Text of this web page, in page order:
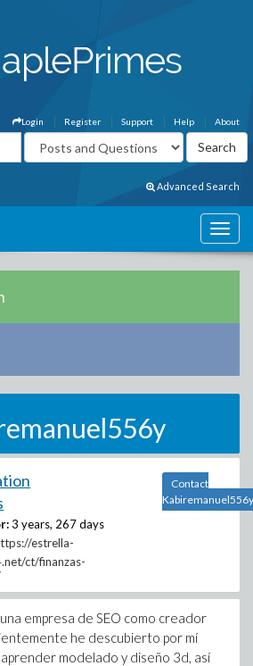
About
Help
Support
Register
Login
Advanced Search
3 years, 267 days
estrella-
ct/finanzas-
Contact
Kabiremanuel556y
empresa de SEO como creador
he descubierto por mí
modelado y diseño 3d, así